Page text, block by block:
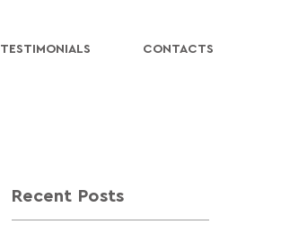
TESTIMONIALS CONTACTS
Recent Posts